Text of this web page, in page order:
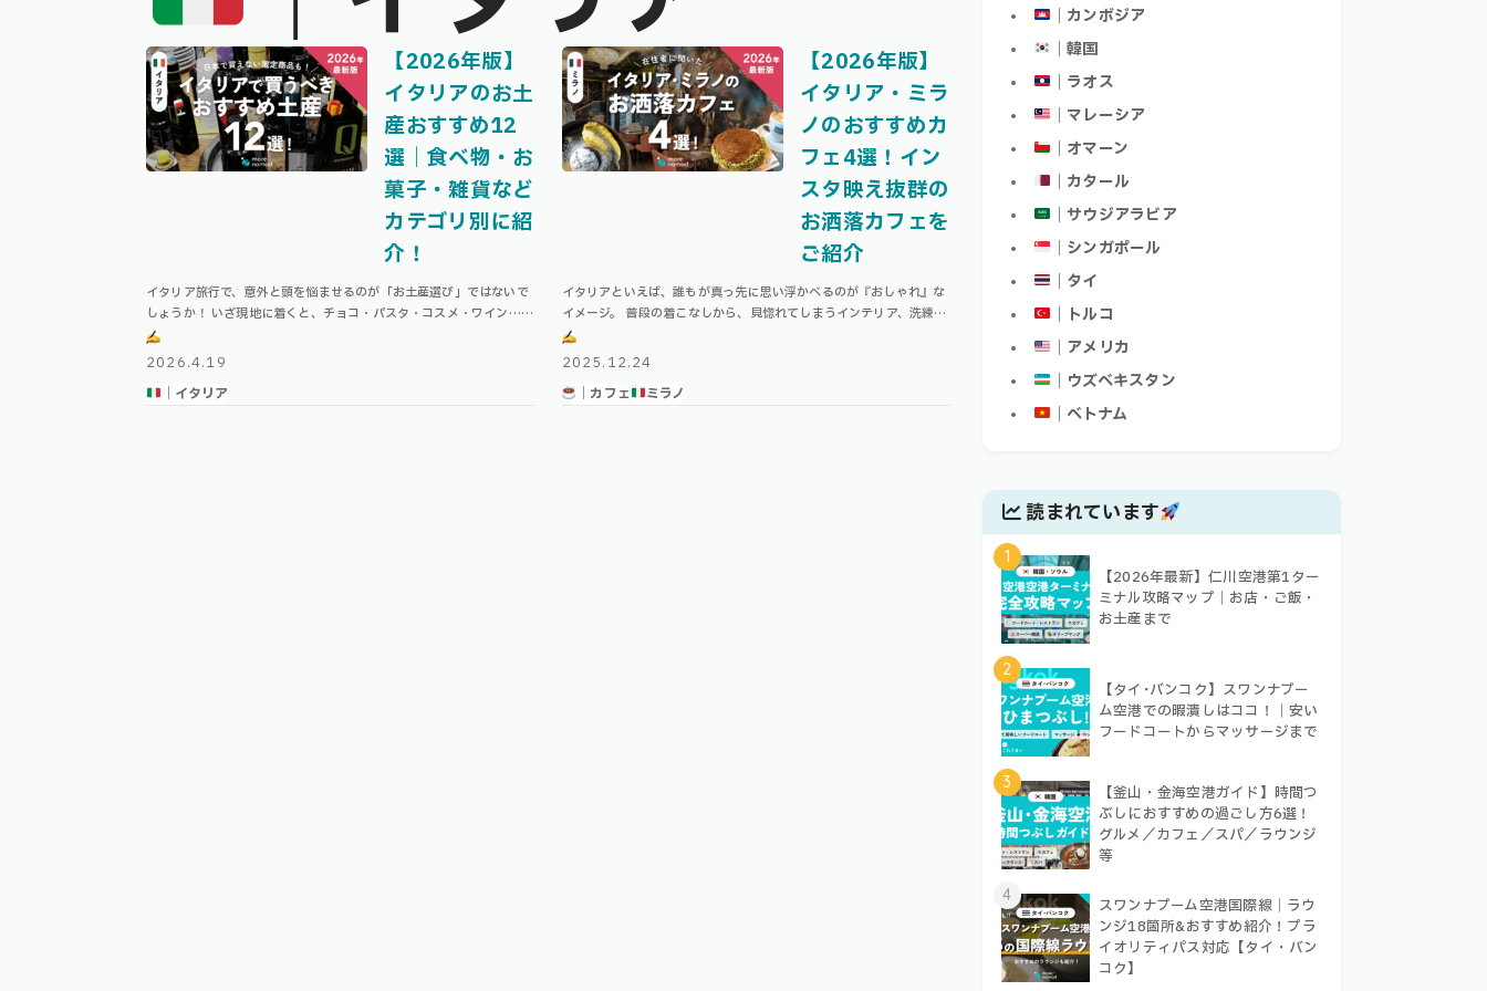
【2026年版】
イタリアのお土
産おすすめ12
選｜食べ物・お
菓子・雑貨など
カテゴリ別に紹
介！
イタリア旅行で、意外と頭を悩ませるのが「お土産選び」ではないで
しょうか！ いざ現地に着くと、チョコ・パスタ・コスメ・ワイン…と
選択肢が多すぎて、「どれもそれっぽく見えて、違いがよく分からな
い」と感じる方がとても多いです。 …
2026.4.19
｜イタリア
【2026年版】
イタリア・ミラ
ノのおすすめカ
フェ4選！イン
スタ映え抜群の
お洒落カフェを
ご紹介
イタリアといえば、誰もが真っ先に思い浮かべるのが『おしゃれ』な
イメージ。 普段の着こなしから、見惚れてしまうインテリア、洗練さ
れた建造物の数々など、独特のイタリア美学にうっとりしますよね！
古い建物を大切にしながら、その …
2025.12.24
｜カフェ
ミラノ
｜カンボジア
｜韓国
｜ラオス
｜マレーシア
｜オマーン
｜カタール
｜サウジアラビア
｜シンガポール
｜タイ
｜トルコ
｜アメリカ
｜ウズベキスタン
｜ベトナム
読まれています
1
【2026年最新】仁川空港第1ター
ミナル攻略マップ｜お店・ご飯・
お土産まで
2
【タイ･バンコク】スワンナプー
ム空港での暇潰しはココ！｜安い
フードコートからマッサージまで
3
【釜山・金海空港ガイド】時間つ
ぶしにおすすめの過ごし方6選！
グルメ／カフェ／スパ／ラウンジ
等
4
スワンナプーム空港国際線｜ラウ
ンジ18箇所&おすすめ紹介！プラ
イオリティパス対応【タイ・バン
コク】